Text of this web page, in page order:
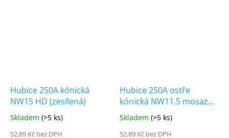
Hubice 250A kónická
NW15 HD (zesílená)
Skladem (>5 ks)
52,89 Kč bez DPH
Hubice 250A ostře
kónická NW11.5 mosazné
pouzdro
Skladem (>5 ks)
52,89 Kč bez DPH